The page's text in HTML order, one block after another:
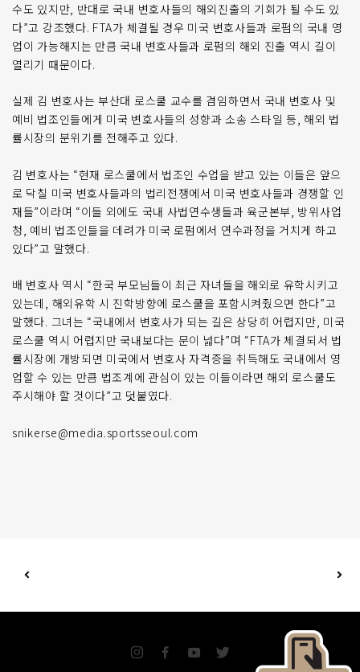
수도 있지만, 반대로 국내 변호사들의 해외진출의 기회가 될 수도 있
다”고 강조했다. FTA가 체결될 경우 미국 변호사들과 로펌의 국내 영
업이 가능해지는 만큼 국내 변호사들과 로펌의 해외 진출 역시 길이
열리기 때문이다.
실제 김 변호사는 부산대 로스쿨 교수를 겸임하면서 국내 변호사 및
예비 법조인들에게 미국 변호사들의 성향과 소송 스타일 등, 해외 법
률시장의 분위기를 전해주고 있다.
김 변호사는 “현재 로스쿨에서 법조인 수업을 받고 있는 이들은 앞으
로 닥칠 미국 변호사들과의 법리전쟁에서 미국 변호사들과 경쟁할 인
재들”이라며 “이들 외에도 국내 사법연수생들과 육군본부, 방위사업
청, 예비 법조인들을 데려가 미국 로펌에서 연수과정을 거치게 하고
있다”고 말했다.
배 변호사 역시 “한국 부모님들이 최근 자녀들을 해외로 유학시키고
있는데, 해외유학 시 진학방향에 로스쿨을 포함시켜줬으면 한다”고
말했다. 그녀는 “국내에서 변호사가 되는 길은 상당히 어렵지만, 미국
로스쿨 역시 어렵지만 국내보다는 문이 넓다”며 “FTA가 체결되서 법
률시장에 개방되면 미국에서 변호사 자격증을 취득해도 국내에서 영
업할 수 있는 만큼 법조계에 관심이 있는 이들이라면 해외 로스쿨도
주시해야 할 것이다”고 덧붙였다.
snikerse@media.sportsseoul.com